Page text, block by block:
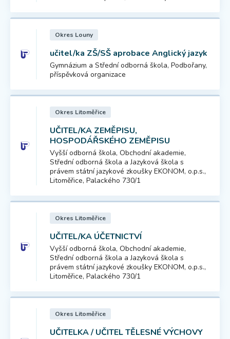
Okres Louny
učitel/ka ZŠ/SŠ aprobace Anglický jazyk
Gymnázium a Střední odborná škola, Podbořany,
příspěvková organizace
Okres Litoměřice
UČITEL/KA ZEMĚPISU,
HOSPODÁŘSKÉHO ZEMĚPISU
Vyšší odborná škola, Obchodní akademie,
Střední odborná škola a Jazyková škola s
právem státní jazykové zkoušky EKONOM, o.p.s.,
Litoměřice, Palackého 730/1
Okres Litoměřice
UČITEL/KA ÚČETNICTVÍ
Vyšší odborná škola, Obchodní akademie,
Střední odborná škola a Jazyková škola s
právem státní jazykové zkoušky EKONOM, o.p.s.,
Litoměřice, Palackého 730/1
Okres Litoměřice
UČITELKA / UČITEL TĚLESNÉ VÝCHOVY